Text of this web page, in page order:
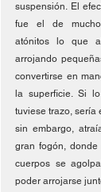
suspensión. El
fue el de
atónitos lo que
arrojando
convertirse en
la superficie. Si
tuviese trazo, sería
sin embargo,
gran fogón,
cuerpos se
poder arrojarse